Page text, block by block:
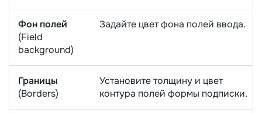
Фон полей
(Field
background)
Задайте цвет фона полей ввода.
Границы
(Borders)
Установите толщину и цвет
контура полей формы подписки.